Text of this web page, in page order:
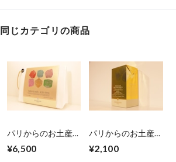
同じカテゴリの商品
パリからのお土産
Frères アイスティー
¥6,500
パリからのお土産
Frères アイスティー
¥2,100